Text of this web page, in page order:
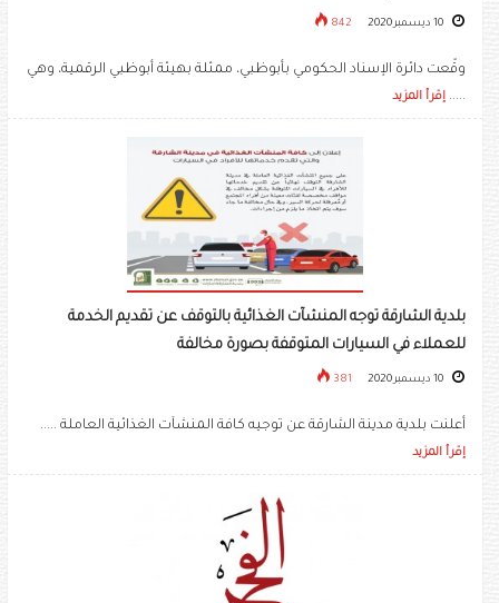
842
وقّعت دائرة الإسناد الحكومي بأبوظبي، ممثلة بهيئة أبوظبي الرقمية، وهي
..... إقرأ المزيد
بلدية الشارقة توجه المنشآت الغذائية بالتوقف عن تقديم الخدمة
للعملاء في السيارات المتوقفة بصورة مخالفة
381
أعلنت بلدية مدينة الشارقة عن توجيه كافة المنشآت الغذائية العاملة .....
إقرأ المزيد